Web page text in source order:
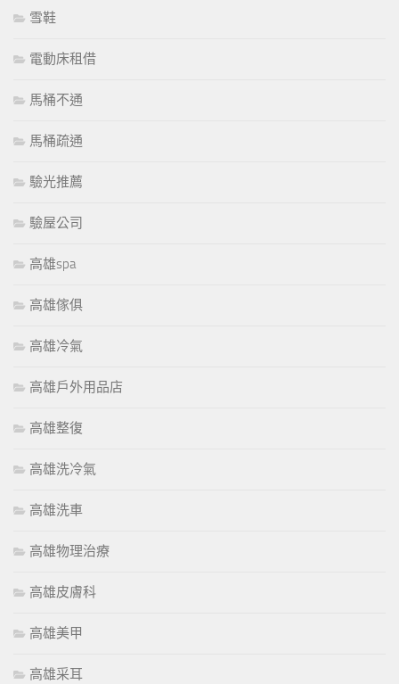
雪鞋
電動床租借
馬桶不通
馬桶疏通
驗光推薦
驗屋公司
高雄spa
高雄傢俱
高雄冷氣
高雄戶外用品店
高雄整復
高雄洗冷氣
高雄洗車
高雄物理治療
高雄皮膚科
高雄美甲
高雄采耳